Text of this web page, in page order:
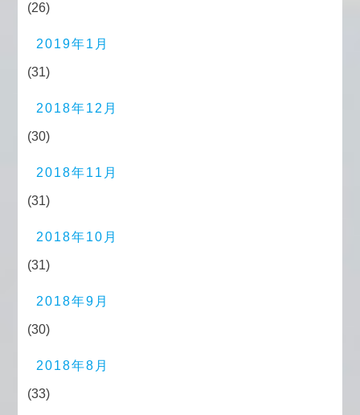
(26)
2019年1月
(31)
2018年12月
(30)
2018年11月
(31)
2018年10月
(31)
2018年9月
(30)
2018年8月
(33)